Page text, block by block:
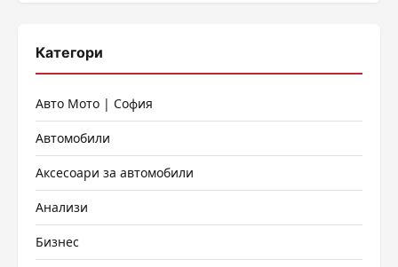
Категори
Авто Мото | София
Автомобили
Аксесоари за автомобили
Анализи
Бизнес